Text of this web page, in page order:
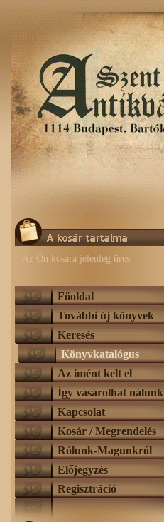
Az Ön kosara jelenleg üres.
Főoldal
További új könyvek
Keresés
Könyvkatalógus
Az imént kelt el
Így vásárolhat nálunk
Kapcsolat
Kosár / Megrendelés
Rólunk-Magunkról
Előjegyzés
Regisztráció